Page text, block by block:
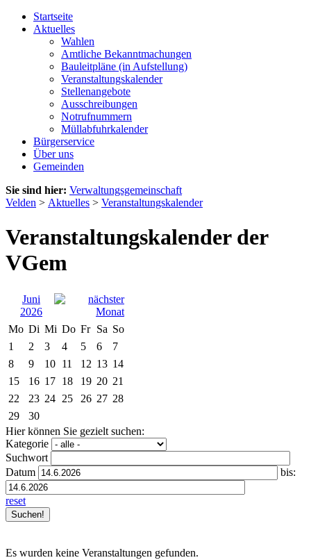
Startseite
Aktuelles
Wahlen
Amtliche Bekanntmachungen
Bauleitpläne (in Aufstellung)
Veranstaltungskalender
Stellenangebote
Ausschreibungen
Notrufnummern
Müllabfuhrkalender
Bürgerservice
Über uns
Gemeinden
Sie sind hier: Verwaltungsgemeinschaft
Velden > Aktuelles > Veranstaltungskalender
Veranstaltungskalender der
VGem
Juni
2026
Mo Di Mi Do Fr Sa So
1
2 3 4 5 6
7
8
9 10 11 12 13 14
15
16 17 18 19 20 21
22
23 24 25 26 27 28
29
30
Hier können Sie gezielt suchen:
Kategorie
Suchwort
Datum
bis:
reset
Es wurden keine Veranstaltungen gefunden.